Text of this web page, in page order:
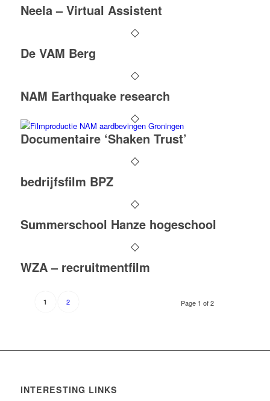
Neela – Virtual Assistent
De VAM Berg
NAM Earthquake research
Documentaire ‘Shaken Trust’
bedrijfsfilm BPZ
Summerschool Hanze hogeschool
WZA – recruitmentfilm
Page 1 of 2
1 2
INTERESTING LINKS